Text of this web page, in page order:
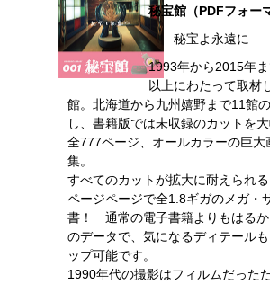
秘宝館（PDFフォー
――秘宝よ永遠に
1993年から2015年
以上にわたって取材
館。北海道から九州嬉野まで11館
し、書籍版では未収録のカットを
全777ページ、オールカラーの巨大
集。
すべてのカットが拡大に耐えられ
ページページで全1.8ギガのメガ・
書！ 通常の電子書籍よりもはる
のデータで、気になるディテール
ップ可能です。
1990年代の撮影はフィルムだった